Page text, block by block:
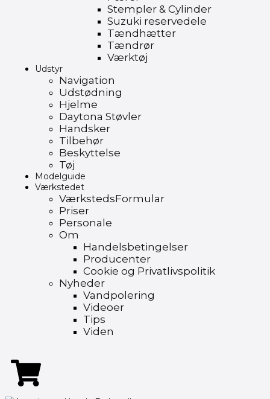
Stempler & Cylinder
Suzuki reservedele
Tændhætter
Tændrør
Værktøj
Udstyr
Navigation
Udstødning
Hjelme
Daytona Støvler
Handsker
Tilbehør
Beskyttelse
Tøj
Modelguide
Værkstedet
VærkstedsFormular
Priser
Personale
Om
Handelsbetingelser
Producenter
Cookie og Privatlivspolitik
Nyheder
Vandpolering
Videoer
Tips
Viden